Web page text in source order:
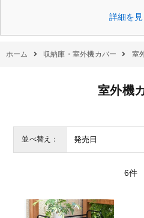
詳細を
室外機
並べ替え：
6件
ホーム 収納庫・室外機カバー 室